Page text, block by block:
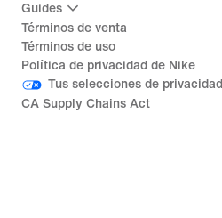
Guides
Términos de venta
Términos de uso
Política de privacidad de Nike
Tus selecciones de privacidad
CA Supply Chains Act